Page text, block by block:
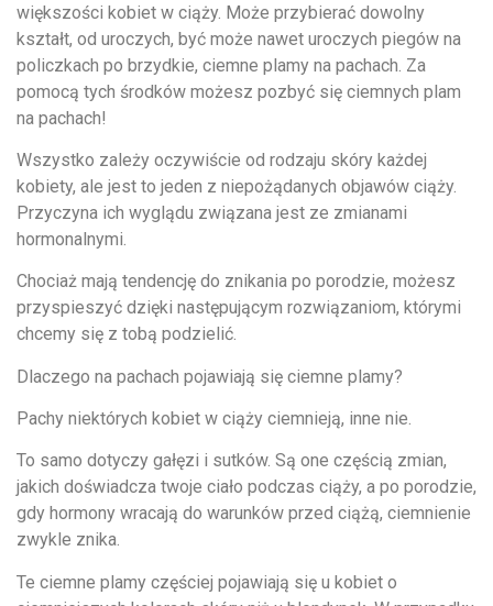
większości kobiet w ciąży. Może przybierać dowolny
kształt, od uroczych, być może nawet uroczych piegów na
policzkach po brzydkie, ciemne plamy na pachach. Za
pomocą tych środków możesz pozbyć się ciemnych plam
na pachach!
Wszystko zależy oczywiście od rodzaju skóry każdej
kobiety, ale jest to jeden z niepożądanych objawów ciąży.
Przyczyna ich wyglądu związana jest ze zmianami
hormonalnymi.
Chociaż mają tendencję do znikania po porodzie, możesz
przyspieszyć dzięki następującym rozwiązaniom, którymi
chcemy się z tobą podzielić.
Dlaczego na pachach pojawiają się ciemne plamy?
Pachy niektórych kobiet w ciąży ciemnieją, inne nie.
To samo dotyczy gałęzi i sutków. Są one częścią zmian,
jakich doświadcza twoje ciało podczas ciąży, a po porodzie,
gdy hormony wracają do warunków przed ciążą, ciemnienie
zwykle znika.
Te ciemne plamy częściej pojawiają się u kobiet o